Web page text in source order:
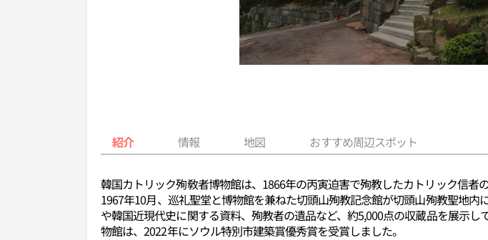
紹介 情報 地図 おすすめ周辺スポット
韓国カトリック殉敎者博物館は、1866年の丙寅迫害で殉教したカトリック信
1967年10月、巡礼聖堂と博物館を兼ねた切頭山殉教記念館が切頭山殉教聖地
や韓国近現代史に関する資料、殉教者の遺品など、約5,000点の収蔵品を展示
物館は、2022年にソウル特別市建築賞優秀賞を受賞しました。